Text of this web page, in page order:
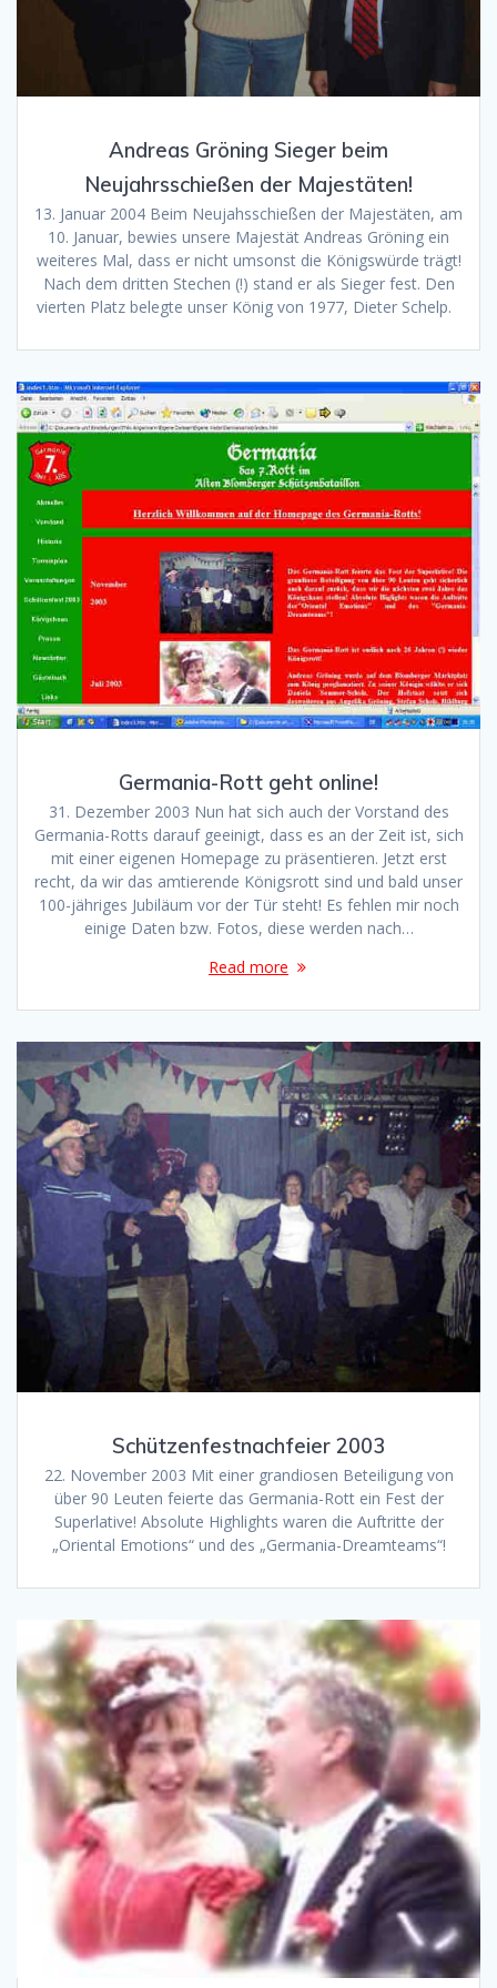
Andreas Gröning Sieger beim
Neujahrsschießen der Majestäten!
13. Januar 2004 Beim Neujahsschießen der Majestäten, am
10. Januar, bewies unsere Majestät Andreas Gröning ein
weiteres Mal, dass er nicht umsonst die Königswürde trägt!
Nach dem dritten Stechen (!) stand er als Sieger fest. Den
vierten Platz belegte unser König von 1977, Dieter Schelp.
Germania-Rott geht online!
31. Dezember 2003 Nun hat sich auch der Vorstand des
Germania-Rotts darauf geeinigt, dass es an der Zeit ist, sich
mit einer eigenen Homepage zu präsentieren. Jetzt erst
recht, da wir das amtierende Königsrott sind und bald unser
100-jähriges Jubiläum vor der Tür steht! Es fehlen mir noch
einige Daten bzw. Fotos, diese werden nach…
Read more
Schützenfestnachfeier 2003
22. November 2003 Mit einer grandiosen Beteiligung von
über 90 Leuten feierte das Germania-Rott ein Fest der
Superlative! Absolute Highlights waren die Auftritte der
„Oriental Emotions“ und des „Germania-Dreamteams“!